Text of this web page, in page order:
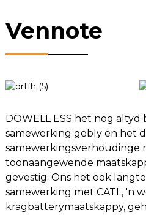
Vennote
DOWELL ESS het nog altyd
samewerking gebly en het
samewerkingsverhoudinge
toonaangewende
gevestig. Ons het ook
samewerking met CATL, 'n
kragbatterymaatskappy,